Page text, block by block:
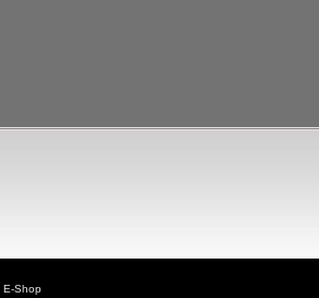
E-Shop